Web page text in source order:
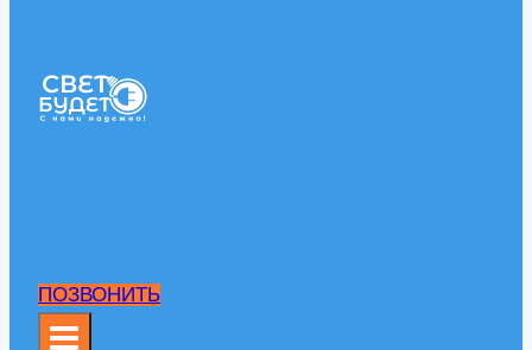
ПОЗВОНИТЬ